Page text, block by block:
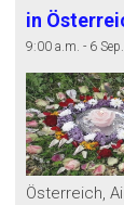
in
9:00 a.m. - 6
Österreich,